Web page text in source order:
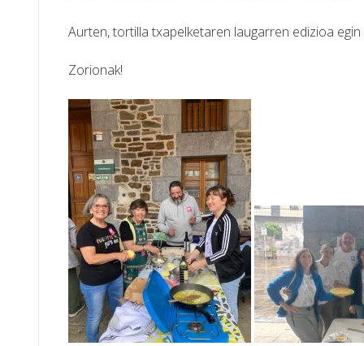
Aurten, tortilla txapelketaren laugarren edizioa
Zorionak!